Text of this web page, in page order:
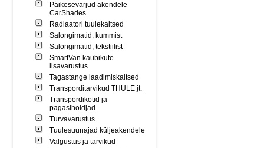
Päikesevarjud akendele
CarShades
Radiaatori tuulekaitsed
Salongimatid, kummist
Salongimatid, tekstiilist
SmartVan kaubikute
lisavarustus
Tagastange laadimiskaitsed
Transporditarvikud THULE jt.
Transpordikotid ja
pagasihoidjad
Turvavarustus
Tuulesuunajad küljeakendele
Valgustus ja tarvikud